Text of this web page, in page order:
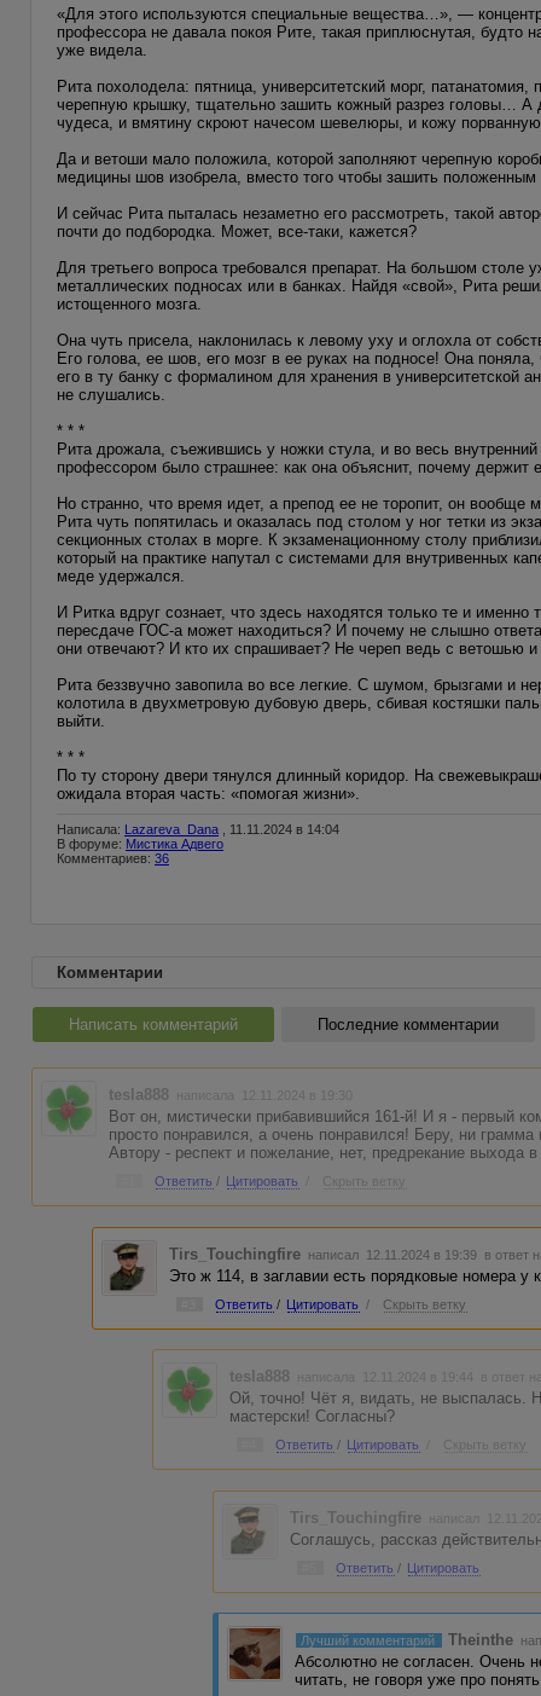
«Для этого используются специальные вещества…», —
профессора не давала покоя Рите, такая приплюснутая, будто
уже видела.
Рита похолодела: пятница, университетский морг,
черепную крышку, тщательно зашить кожный разрез головы… А
чудеса, и вмятину скроют начесом шевелюры, и кожу порванную
Да и ветоши мало положила, которой заполняют черепную
медицины шов изобрела, вместо того чтобы зашить
И сейчас Рита пыталась незаметно его рассмотреть, такой
почти до подбородка. Может, все-таки, кажется?
Для третьего вопроса требовался препарат. На большом
металлических подносах или в банках. Найдя «свой», Рита
истощенного мозга.
Она чуть присела, наклонилась к левому уху и оглохла от
Его голова, ее шов, его мозг в ее руках на подносе! Она
его в ту банку с формалином для хранения в университетской
не слушались.
* * *
Рита дрожала, съежившись у ножки стула, и во весь
профессором было страшнее: как она объяснит, почему держит
Но странно, что время идет, а препод ее не торопит, он вообще
Рита чуть попятилась и оказалась под столом у ног тетки из
секционных столах в морге. К экзаменационному столу
который на практике напутал с системами для внутривенных
меде удержался.
И Ритка вдруг сознает, что здесь находятся только те и
пересдаче ГОС-а может находиться? И почему не слышно
они отвечают? И кто их спрашивает? Не череп ведь с ветошью
Рита беззвучно завопила во все легкие. С шумом, брызгами и
колотила в двухметровую дубовую дверь, сбивая костяшки
выйти.
* * *
По ту сторону двери тянулся длинный коридор. На
ожидала вторая часть: «помогая жизни».
Написала: Lazareva_Dana , 11.11.2024 в 14:04
В форуме: Мистика Адвего
Комментариев: 36
Комментарии
Написать комментарий Последние комментарии
tesla888 написала 12.11.2024 в 19:30
Вот он, мистически прибавившийся 161-й! И я - первый
просто понравился, а очень понравился! Беру, ни
Автору - респект и пожелание, нет, предрекание выхода
Ответить / Цитировать Скрыть ветку
Tirs_Touchingfire написал 12.11.2024 в 19:39 в ответ
Это ж 114, в заглавии есть порядковые номера у
Ответить / Цитировать / Скрыть ветку
tesla888 написала 12.11.2024 в 19:44 в ответ
Ой, точно! Чёт я, видать, не выспалась.
мастерски! Согласны?
Ответить / Цитировать Скрыть ветку
Tirs_Touchingfire написал
Соглашусь, рассказ
Ответить / Цитировать
Лучший комментарий Theinthe
Абсолютно не согласен. Очень
читать, не говоря уже про